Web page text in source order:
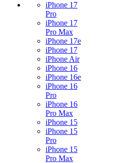
iPhone 17
Pro
iPhone 17
Pro Max
iPhone 17e
iPhone 17
iPhone Air
iPhone 16
iPhone 16e
iPhone 16
Pro
iPhone 16
Pro Max
iPhone 15
iPhone 15
Pro
iPhone 15
Pro Max